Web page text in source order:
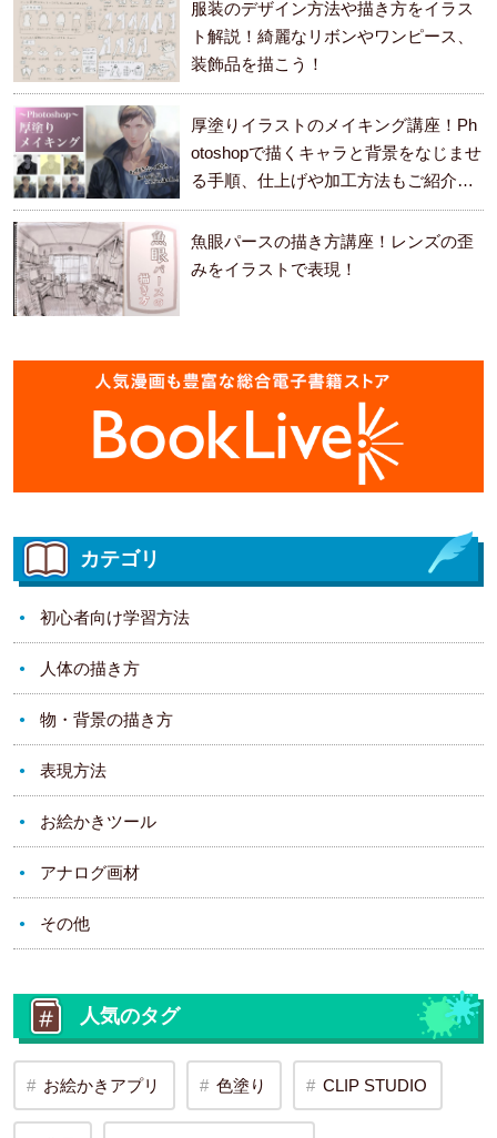
服装のデザイン方法や描き方をイラス
ト解説！綺麗なリボンやワンピース、
装飾品を描こう！
厚塗りイラストのメイキング講座！Ph
otoshopで描くキャラと背景をなじませ
る手順、仕上げや加工方法もご紹介し
ます。
魚眼パースの描き方講座！レンズの歪
みをイラストで表現！
カテゴリ
初心者向け学習方法
人体の描き方
物・背景の描き方
表現方法
お絵かきツール
アナログ画材
その他
人気のタグ
お絵かきアプリ 色塗り CLIP STUDIO